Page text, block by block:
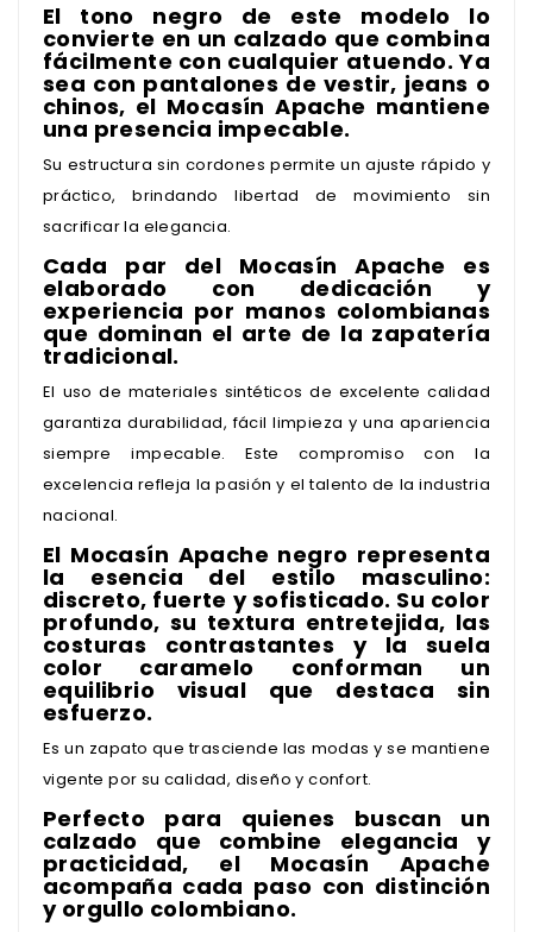
El tono negro de este modelo lo
convierte en un calzado que combina
fácilmente con cualquier atuendo. Ya
sea con pantalones de vestir, jeans o
chinos, el Mocasín Apache mantiene
una presencia impecable.
Su estructura sin cordones permite un ajuste rápido y
práctico, brindando libertad de movimiento sin
sacrificar la elegancia.
Cada par del Mocasín Apache es
elaborado con dedicación y
experiencia por manos colombianas
que dominan el arte de la zapatería
tradicional.
El uso de materiales sintéticos de excelente calidad
garantiza durabilidad, fácil limpieza y una apariencia
siempre impecable. Este compromiso con la
excelencia refleja la pasión y el talento de la industria
nacional.
El Mocasín Apache negro representa
la esencia del estilo masculino:
discreto, fuerte y sofisticado. Su color
profundo, su textura entretejida, las
costuras contrastantes y la suela
color caramelo conforman un
equilibrio visual que destaca sin
esfuerzo.
Es un zapato que trasciende las modas y se mantiene
vigente por su calidad, diseño y confort.
Perfecto para quienes buscan un
calzado que combine elegancia y
practicidad, el Mocasín Apache
acompaña cada paso con distinción
y orgullo colombiano.